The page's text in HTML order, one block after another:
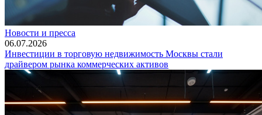
Новости и пресса
06.07.2026
Инвестиции в торговую недвижимость Москвы стали
драйвером рынка коммерческих активов